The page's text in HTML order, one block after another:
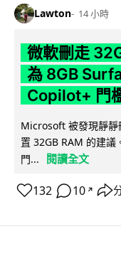
Lawton 14 小時
微軟刪走
為 8GB
Copilot+ 門
Microsoft 被發現靜靜
置 32GB RAM 的建議
門...
閱讀全文
132 10 ↗